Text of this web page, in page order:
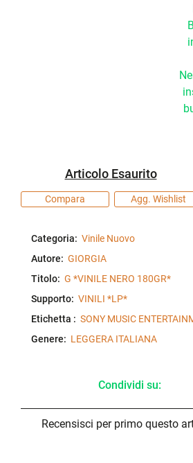
Articolo Esaurito
Compara Agg. Wishlist
Categoria: Vinile Nuovo
Autore: GIORGIA
Titolo: G *VINILE NERO 180GR*
Supporto: VINILI *LP*
Etichetta : SONY MUSIC
Genere: LEGGERA ITALIANA
Condividi su:
Recensisci per primo questo